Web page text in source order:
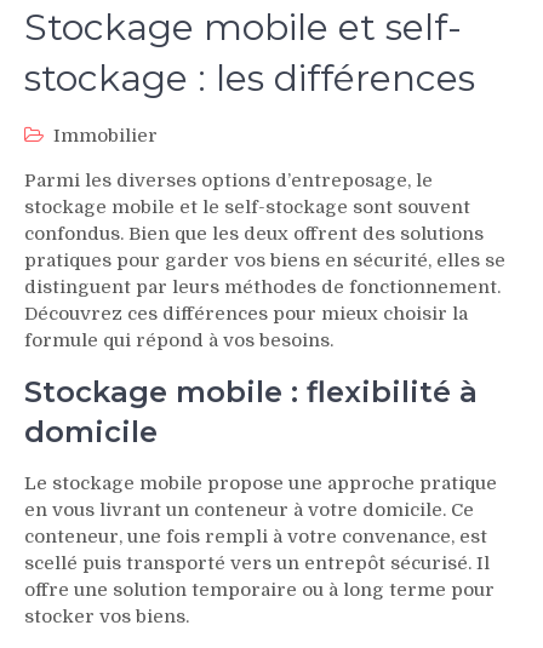
Stockage mobile et self-
stockage : les différences
Immobilier
Parmi les diverses options d’entreposage, le
stockage mobile et le self-stockage sont souvent
confondus. Bien que les deux offrent des solutions
pratiques pour garder vos biens en sécurité, elles se
distinguent par leurs méthodes de fonctionnement.
Découvrez ces différences pour mieux choisir la
formule qui répond à vos besoins.
Stockage mobile : flexibilité à
domicile
Le stockage mobile propose une approche pratique
en vous livrant un conteneur à votre domicile. Ce
conteneur, une fois rempli à votre convenance, est
scellé puis transporté vers un entrepôt sécurisé. Il
offre une solution temporaire ou à long terme pour
stocker vos biens.